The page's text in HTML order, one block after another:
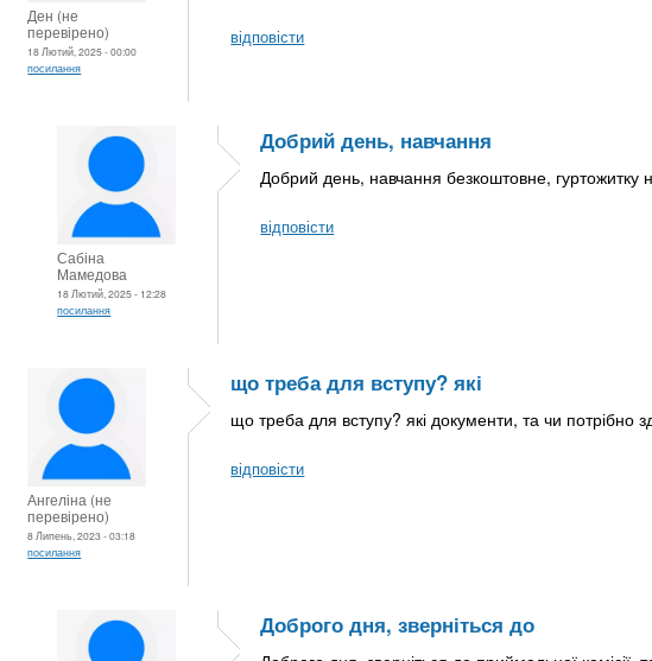
Ден (не
перевірено)
18 Лютий, 2025 - 00:00
посилання
відповісти
Сабіна
Мамедова
18 Лютий, 2025 - 12:28
посилання
Добрий день, навчання
Добрий день, навчання безкоштовне,
відповісти
Ангеліна (не
перевірено)
8 Липень, 2023 - 03:18
посилання
що треба для вступу? які
що треба для вступу? які документи, та чи потрібно
відповісти
Доброго дня, зверніться до